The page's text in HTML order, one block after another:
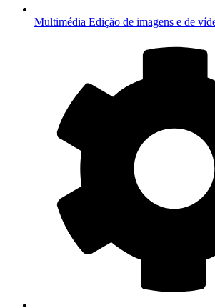
Multimédia Edição de imagens e de